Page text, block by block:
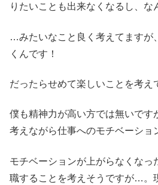
りたいことも出来なくなるし、な
…みたいなこと良く考えてますが
くんです！
だったらせめて楽しいことを考え
僕も精神力が高い方では無いです
考えながら仕事へのモチベーショ
モチベーションが上がらなくなっ
職することを考えそうですが…。